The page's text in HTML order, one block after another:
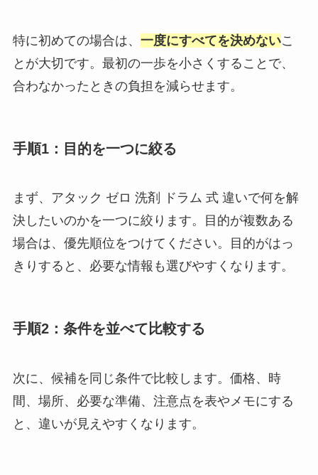
特に初めての場合は、 一度にすべてを決めないこ
とが大切です。最初の一歩を小さくすることで、
合わなかったときの負担を減らせます。
手順1：目的を一つに絞る
まず、アタック ゼロ 洗剤 ドラム 式 違いで何を解
決したいのかを一つに絞ります。目的が複数ある
場合は、優先順位をつけてください。目的がはっ
きりすると、必要な情報も選びやすくなります。
手順2：条件を並べて比較する
次に、候補を同じ条件で比較します。価格、時
間、場所、必要な準備、注意点を表やメモにする
と、違いが見えやすくなります。